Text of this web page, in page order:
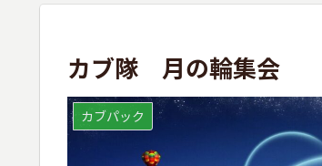
カブ隊 月の輪集会
カブパック